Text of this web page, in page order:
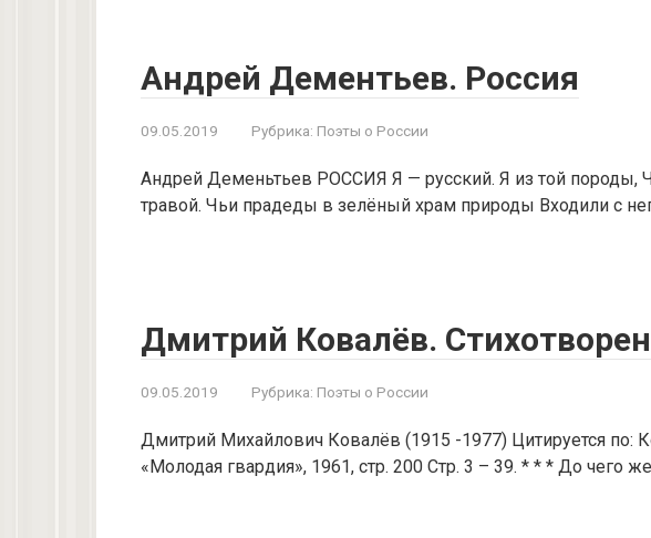
Андрей Дементьев. Россия
09.05.2019 Рубрика: Поэты о России
Андрей Деменьтьев РОССИЯ Я — русский. Я из той породы,
травой. Чьи прадеды в зелёный храм природы Входили с
Дмитрий Ковалёв.
09.05.2019 Рубрика: Поэты о России
Дмитрий Михайлович Ковалёв (1915 -1977) Цитируется по:
«Молодая гвардия», 1961, стр. 200 Стр. 3 – 39. * * * До чего